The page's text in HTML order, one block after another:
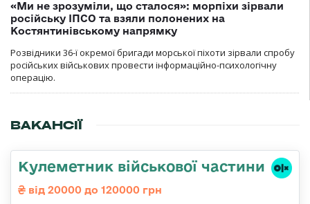
«Ми не зрозуміли, що сталося»: морпіхи зірвали
російську ІПСО та взяли полонених на
Костянтинівському напрямку
Розвідники 36-ї окремої бригади морської піхоти зірвали спробу
російських військових провести інформаційно-психологічну
операцію.
ВАКАНСІЇ
Кулеметник військової частини
від 20000 до 120000 грн